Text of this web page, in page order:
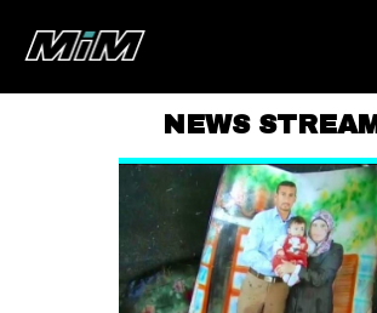
ABOUT
AREA
DEGENERAZIONE
NEWS STREAM